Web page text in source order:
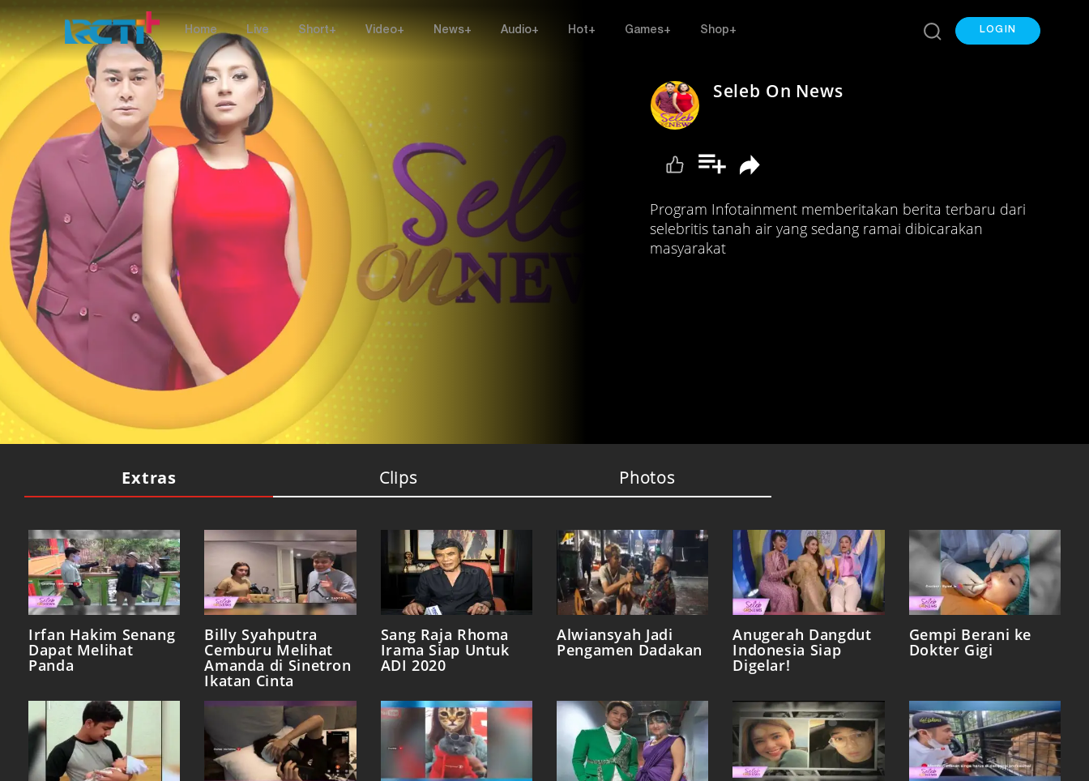
Home Live Short+ Video+ News+ Audio+ Hot+ Games+ Shop+ LOGIN
Seleb On News
Program Infotainment memberitakan berita terbaru dari
selebritis tanah air yang sedang ramai dibicarakan
masyarakat
Extras Clips Photos
Irfan Hakim Senang
Dapat Melihat
Panda
Billy Syahputra
Cemburu Melihat
Amanda di Sinetron
Ikatan Cinta
Sang Raja Rhoma
Irama Siap Untuk
ADI 2020
Alwiansyah Jadi
Pengamen Dadakan
Anugerah Dangdut
Indonesia Siap
Digelar!
Gempi Berani ke
Dokter Gigi